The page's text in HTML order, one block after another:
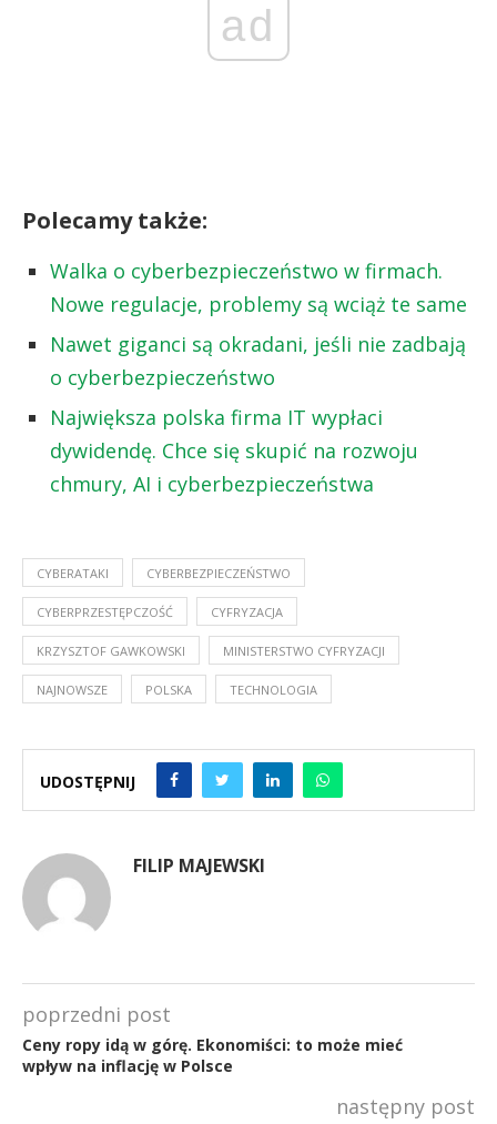
ad
Polecamy także:
Walka o cyberbezpieczeństwo w firmach.
Nowe regulacje, problemy są wciąż te same
Nawet giganci są okradani, jeśli nie zadbają
o cyberbezpieczeństwo
Największa polska firma IT wypłaci
dywidendę. Chce się skupić na rozwoju
chmury, AI i cyberbezpieczeństwa
CYBERATAKI CYBERBEZPIECZEŃSTWO
CYBERPRZESTĘPCZOŚĆ CYFRYZACJA
KRZYSZTOF GAWKOWSKI MINISTERSTWO CYFRYZACJI
NAJNOWSZE POLSKA TECHNOLOGIA
UDOSTĘPNIJ
FILIP MAJEWSKI
poprzedni post
Ceny ropy idą w górę. Ekonomiści: to może mieć
wpływ na inflację w Polsce
następny post